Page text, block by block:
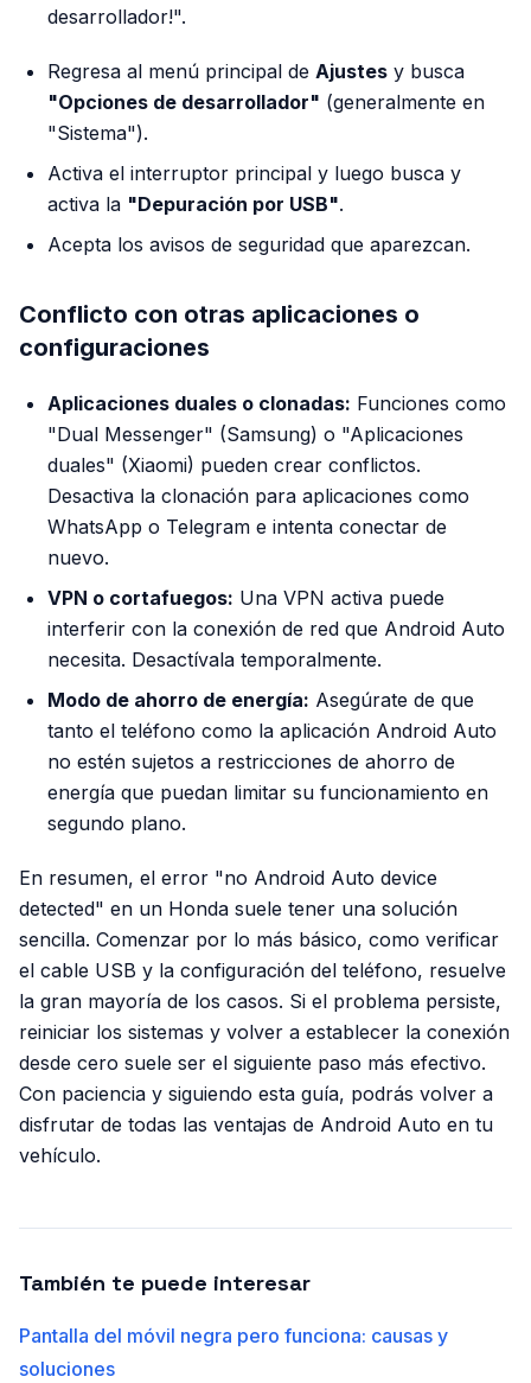
desarrollador!".
Regresa al menú principal de Ajustes y busca
"Opciones de desarrollador" (generalmente en
"Sistema").
Activa el interruptor principal y luego busca y
activa la "Depuración por USB".
Acepta los avisos de seguridad que aparezcan.
Conflicto con otras aplicaciones o
configuraciones
Aplicaciones duales o clonadas: Funciones como
"Dual Messenger" (Samsung) o "Aplicaciones
duales" (Xiaomi) pueden crear conflictos.
Desactiva la clonación para aplicaciones como
WhatsApp o Telegram e intenta conectar de
nuevo.
VPN o cortafuegos: Una VPN activa puede
interferir con la conexión de red que Android Auto
necesita. Desactívala temporalmente.
Modo de ahorro de energía: Asegúrate de que
tanto el teléfono como la aplicación Android Auto
no estén sujetos a restricciones de ahorro de
energía que puedan limitar su funcionamiento en
segundo plano.
En resumen, el error "no Android Auto device
detected" en un Honda suele tener una solución
sencilla. Comenzar por lo más básico, como verificar
el cable USB y la configuración del teléfono, resuelve
la gran mayoría de los casos. Si el problema persiste,
reiniciar los sistemas y volver a establecer la conexión
desde cero suele ser el siguiente paso más efectivo.
Con paciencia y siguiendo esta guía, podrás volver a
disfrutar de todas las ventajas de Android Auto en tu
vehículo.
También te puede interesar
Pantalla del móvil negra pero funciona: causas y
soluciones